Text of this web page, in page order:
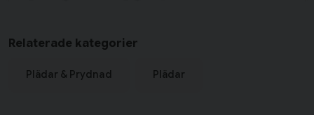
för 8 månader sedan
Mysig i soffan nu på vintern, kvalite'
Anne-Catarine
Relaterade kategorier
Plädar & Prydnad Plädar